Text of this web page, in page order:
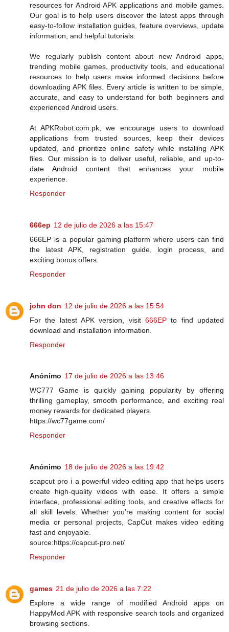
resources for Android APK applications and mobile games.
Our goal is to help users discover the latest apps through
easy-to-follow installation guides, feature overviews, update
information, and helpful tutorials.
We regularly publish content about new Android apps,
trending mobile games, productivity tools, and educational
resources to help users make informed decisions before
downloading APK files. Every article is written to be simple,
accurate, and easy to understand for both beginners and
experienced Android users.
At APKRobot.com.pk, we encourage users to download
applications from trusted sources, keep their devices
updated, and prioritize online safety while installing APK
files. Our mission is to deliver useful, reliable, and up-to-
date Android content that enhances your mobile
experience.
Responder
666ep 12 de julio de 2026 a las 15:47
666EP is a popular gaming platform where users can find
the latest APK, registration guide, login process, and
exciting bonus offers.
Responder
john don 12 de julio de 2026 a las 15:54
For the latest APK version, visit 666EP to find updated
download and installation information.
Responder
Anónimo 17 de julio de 2026 a las 13:46
WC777 Game is quickly gaining popularity by offering
thrilling gameplay, smooth performance, and exciting real
money rewards for dedicated players.
https://wc77game.com/
Responder
Anónimo 18 de julio de 2026 a las 19:42
scapcut pro i a powerful video editing app that helps users
create high-quality videos with ease. It offers a simple
interface, professional editing tools, and creative effects for
all skill levels. Whether you're making content for social
media or personal projects, CapCut makes video editing
fast and enjoyable.
source:https://capcut-pro.net/
Responder
games 21 de julio de 2026 a las 7:22
Explore a wide range of modified Android apps on
HappyMod APK with responsive search tools and organized
browsing sections.